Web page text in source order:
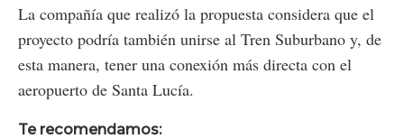
La compañía que realizó la propuesta considera que el
proyecto podría también unirse al Tren Suburbano y, de
esta manera, tener una conexión más directa con el
aeropuerto de Santa Lucía.
Te recomendamos: